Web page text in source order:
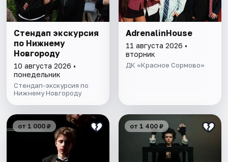
Стендап экскурсия
по Нижнему
Новгороду
10 августа 2026 •
понедельник
Стендап-экскурсия по
Нижнему Новгороду
AdrenalinHouse
11 августа 2026 •
вторник
ДК «Красное Сормово»
от 1 000 ₽ от 1 400 ₽